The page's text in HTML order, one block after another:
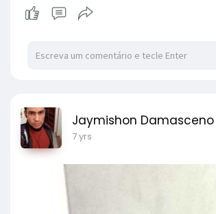
Jaymishon Damasceno
7 yrs